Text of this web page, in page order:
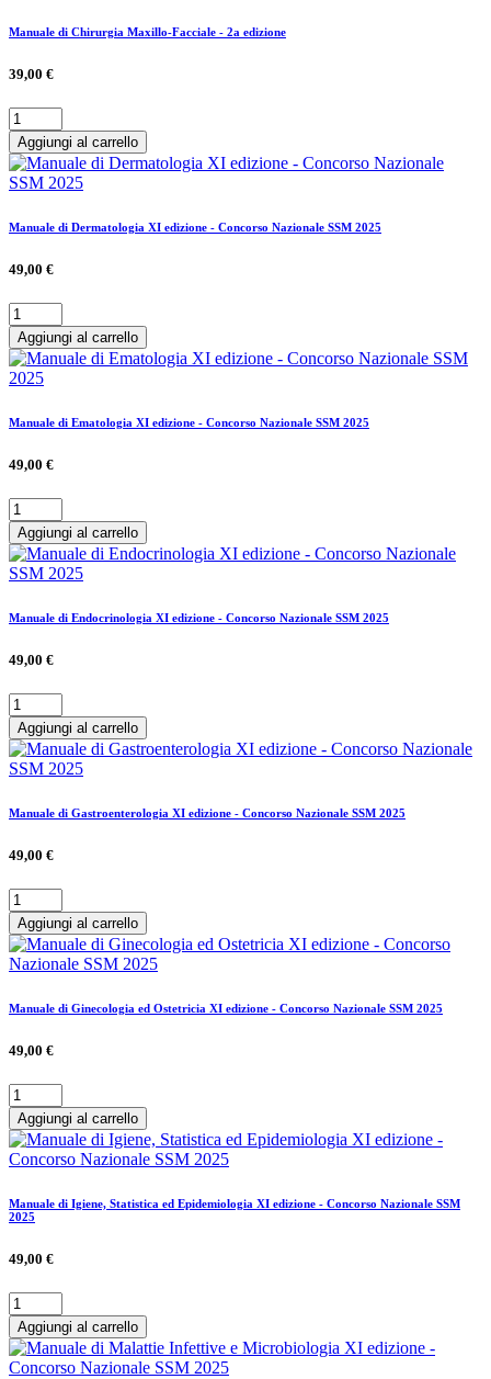
Manuale di Chirurgia Maxillo-Facciale - 2a edizione
39,00 €
Aggiungi al carrello
Manuale di Dermatologia XI edizione - Concorso Nazionale SSM 2025
49,00 €
Aggiungi al carrello
Manuale di Ematologia XI edizione - Concorso Nazionale SSM 2025
49,00 €
Aggiungi al carrello
Manuale di Endocrinologia XI edizione - Concorso Nazionale SSM 2025
49,00 €
Aggiungi al carrello
Manuale di Gastroenterologia XI edizione - Concorso Nazionale SSM 2025
49,00 €
Aggiungi al carrello
Manuale di Ginecologia ed Ostetricia XI edizione - Concorso Nazionale SSM 2025
49,00 €
Aggiungi al carrello
Manuale di Igiene, Statistica ed Epidemiologia XI edizione - Concorso Nazionale SSM
2025
49,00 €
Aggiungi al carrello